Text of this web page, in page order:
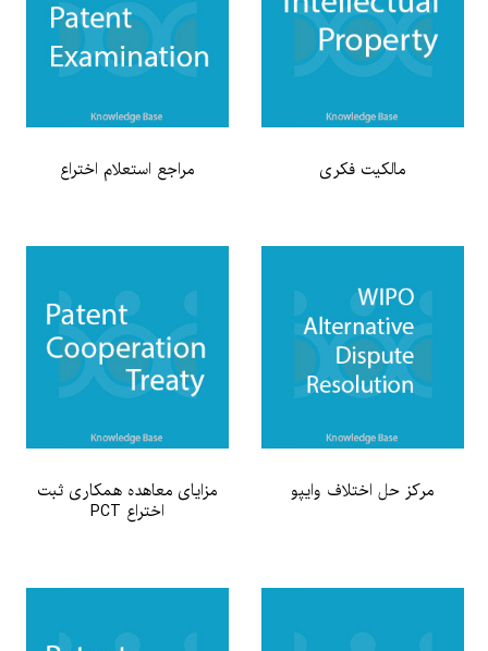
مالکیت فکری مراجع استعلام اختراع
مرکز حل اختلاف وایپو مزایای معاهده همکاری ثبت
اختراع PCT